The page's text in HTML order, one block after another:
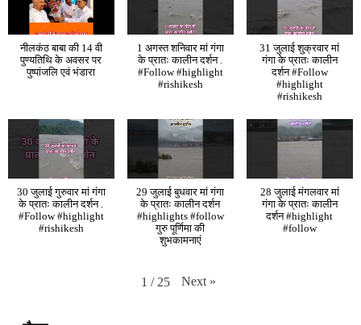
नीलकंठ बाबा की 14 वी
पुण्यतिथि के अवसर पर
पुष्पांजलि एवं भंडारा
1 अगस्त शनिवार मां गंगा
के प्रातः कालीन दर्शन .
#Follow #highlight
#rishikesh
31 जुलाई शुक्रवार मां
गंगा के प्रातः कालीन
दर्शन #Follow
#highlight
#rishikesh
30 जुलाई गुरुवार मां गंगा
के प्रातः कालीन दर्शन .
#Follow #highlight
#rishikesh
29 जुलाई बुधवार मां गंगा
के प्रातः कालीन दर्शन
#highlights #follow
गुरु पूर्णिमा की
शुभकामनाएं
28 जुलाई मंगलवार मां
गंगा के प्रातः कालीन
दर्शन #highlight
#follow
1 / 25 Next »